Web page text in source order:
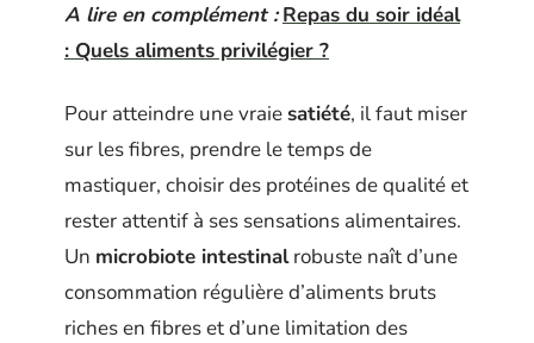
A lire en complément : Repas du soir idéal
: Quels aliments privilégier ?
Pour atteindre une vraiesatiété, il faut miser
sur les fibres, prendre le temps de
mastiquer, choisir des protéines de qualité et
rester attentif à ses sensations alimentaires.
Un microbiote intestinalrobuste naît d’une
consommation régulière d’aliments bruts
riches en fibres et d’une limitation des